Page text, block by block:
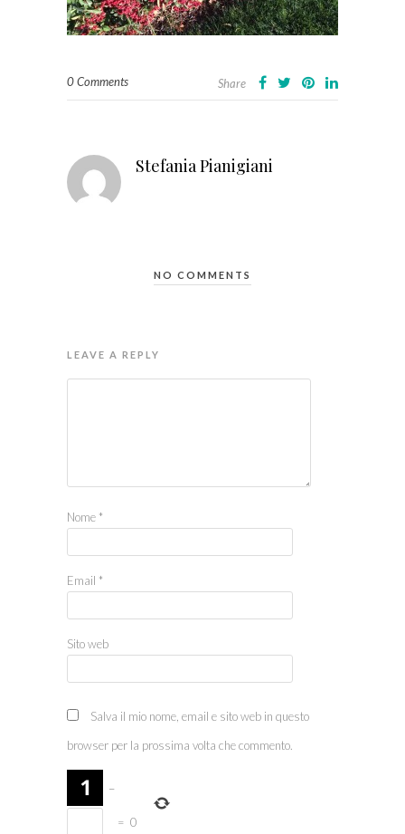
0 Comments Share
Stefania Pianigiani
NO COMMENTS
LEAVE A REPLY
Nome *
Email *
Sito web
Salva il mio nome, email e sito web in questo
browser per la prossima volta che commento.
−
= 0